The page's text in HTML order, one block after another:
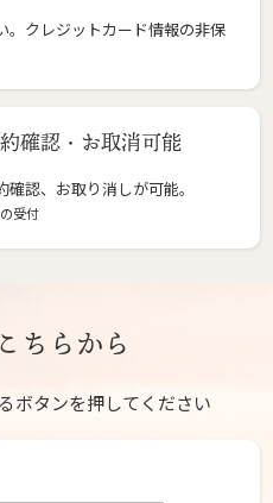
。クレジットカード情報の非保
確認・お取消可能
認、お取り消しが可能。
受付
ちらから
ボタンを押してください